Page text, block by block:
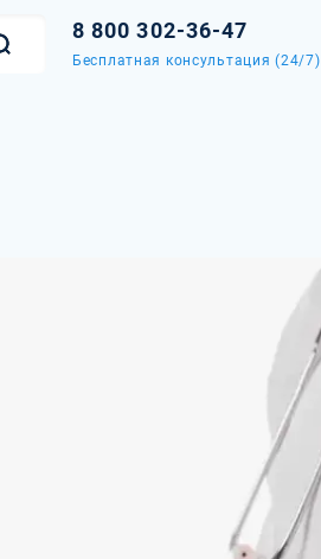
8 800 302-36-47
Бесплатная консультация (24/7)